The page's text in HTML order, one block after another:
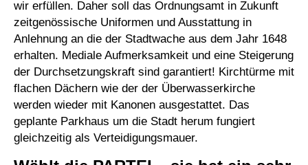
wir erfüllen. Daher soll das Ordnungsamt in Zukunft
zeitgenössische Uniformen und Ausstattung in
Anlehnung an die der Stadtwache aus dem Jahr 1648
erhalten. Mediale Aufmerksamkeit und eine Steigerung
der Durchsetzungskraft sind garantiert! Kirchtürme mit
flachen Dächern wie der der Überwasserkirche
werden wieder mit Kanonen ausgestattet. Das
geplante Parkhaus um die Stadt herum fungiert
gleichzeitig als Verteidigungsmauer.